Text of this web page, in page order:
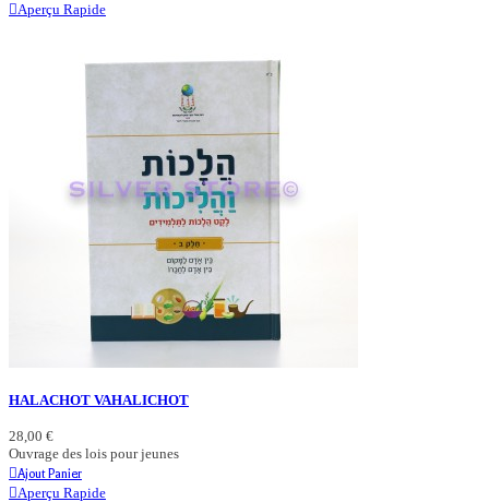
Aperçu Rapide
HALACHOT VAHALICHOT
28,00 €
Ouvrage des lois pour jeunes
Ajout Panier
Aperçu Rapide